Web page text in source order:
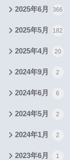
2025年6月 366
2025年5月 182
2025年4月 20
2024年9月 2
2024年6月 6
2024年5月 2
2024年1月 2
2023年6月 1